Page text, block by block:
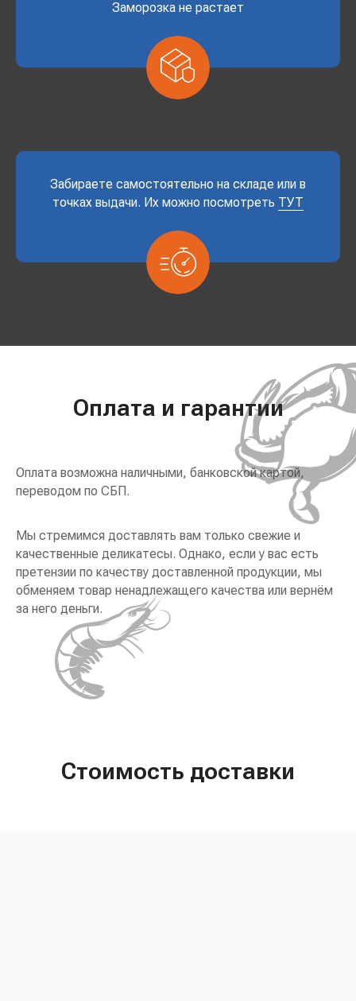
Заморозка не растает
Забираете самостоятельно на складе или в
точках выдачи. Их можно посмотреть ТУТ
Оплата и гарантии
Оплата возможна наличными, банковской картой,
переводом по СБП.
Мы стремимся доставлять вам только свежие и
качественные деликатесы. Однако, если у вас есть
претензии по качеству доставленной продукции, мы
обменяем товар ненадлежащего качества или вернём
за него деньги.
Стоимость доставки